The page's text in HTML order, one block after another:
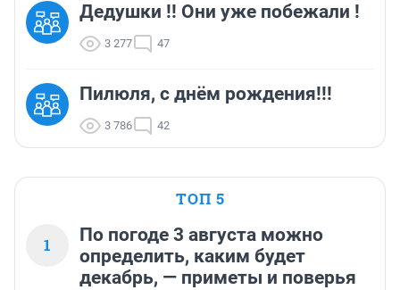
Дедушки !! Они уже побежали !
3 277 47
Пилюля, с днём рождения!!!
3 786 42
ТОП 5
1
По погоде 3 августа можно
определить, каким будет
декабрь, — приметы и поверья